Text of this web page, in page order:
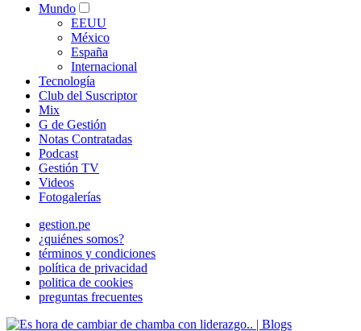
Mundo
EEUU
México
España
Internacional
Tecnología
Club del Suscriptor
Mix
G de Gestión
Notas Contratadas
Podcast
Gestión TV
Videos
Fotogalerías
gestion.pe
¿quiénes somos?
términos y condiciones
política de privacidad
politica de cookies
preguntas frecuentes